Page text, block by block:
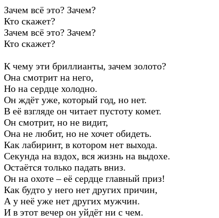
Зачем всё это? Зачем?
Кто скажет?
Зачем всё это? Зачем?
Кто скажет?
К чему эти бриллианты, зачем золото?
Она смотрит на него,
Но на сердце холодно.
Он ждёт уже, который год, но нет.
В её взгляде он читает пустоту комет.
Он смотрит, но не видит,
Она не любит, но не хочет обидеть.
Как лабиринт, в котором нет выхода.
Секунда на вздох, вся жизнь на выдохе.
Остаётся только падать вниз.
Он на охоте – её сердце главный приз!
Как будто у него нет других причин,
А у неё уже нет других мужчин.
И в этот вечер он уйдёт ни с чем.